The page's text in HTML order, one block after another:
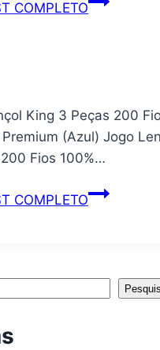
COMPLETO
Wheels
–
Junges
King 3 Peças 200
(Azul) Jogo
Fios 100%…
COMPLETOJogo
Peças
200